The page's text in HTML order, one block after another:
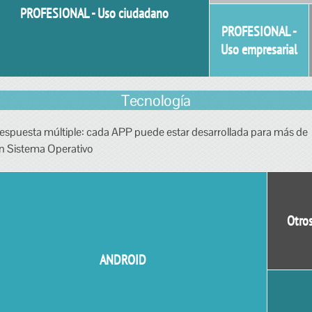
PROFESIONAL - Uso ciudadano
PROFESIONAL -
Uso empresarial
Tecnología
múltiple: cada APP puede estar desarrollada para más de
Sistema Operativo
ANDROID